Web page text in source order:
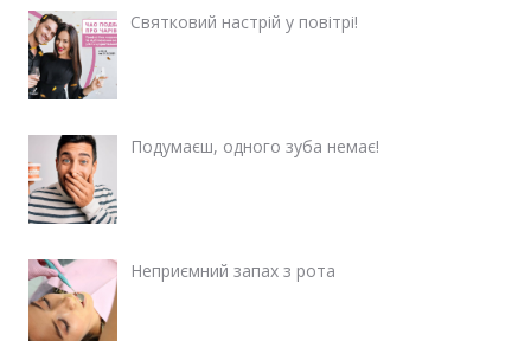
Святковий настрій у повітрі!
Подумаєш, одного зуба немає!
Неприємний запах з рота